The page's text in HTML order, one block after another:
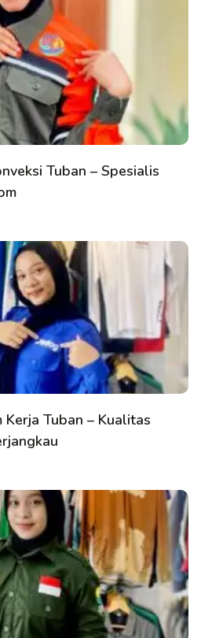
Tuban – Spesialis
Kerja Tuban – Kualitas